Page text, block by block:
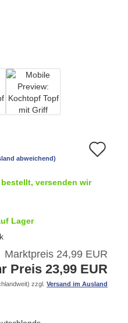
abweichend)
versenden wir
Lager
Marktpreis 24,99 EUR
Preis 23,99 EUR
zzgl. Versand im Ausland